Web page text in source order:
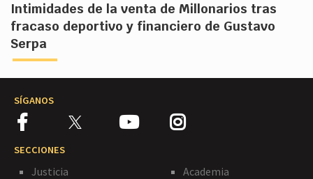
Intimidades de la venta de Millonarios tras
fracaso deportivo y financiero de Gustavo
Serpa
SÍGANOS
SECCIONES
Justicia
Academia